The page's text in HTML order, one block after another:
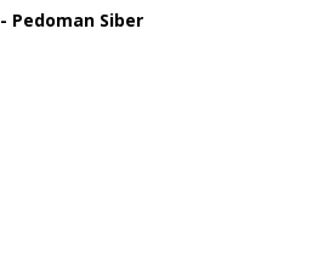
- Pedoman Siber